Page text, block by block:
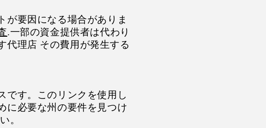
が要因になる場合がありま
.一部の資金提供者は代わり
代理店 その費用が発生する
です。このリンクを使用し
に必要な州の要件を見つけ
。